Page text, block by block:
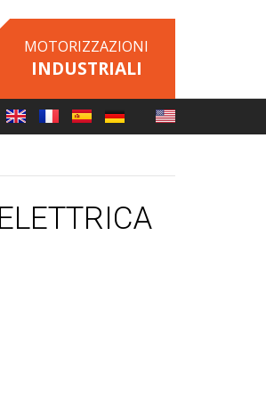
MOTORIZZAZIONI
INDUSTRIALI